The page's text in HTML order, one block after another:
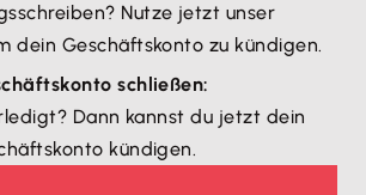
Nutze jetzt unser
dein Geschäftskonto zu kündigen.
schließen:
Dann kannst du jetzt dein
kündigen.